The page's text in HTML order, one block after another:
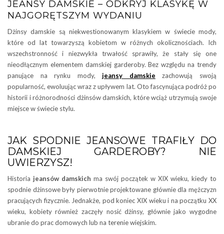
JEANSY DAMSKIE – ODKRYJ KLASYKĘ W
NAJGORĘTSZYM WYDANIU
Dżinsy damskie są niekwestionowanym klasykiem w świecie mody,
które od lat towarzyszą kobietom w różnych okolicznościach. Ich
wszechstronność i niezwykła trwałość sprawiły, że stały się one
nieodłącznym elementem damskiej garderoby. Bez względu na trendy
panujące na rynku mody,jeansy damskie zachowują swoją
popularność, ewoluując wraz z upływem lat. Oto fascynująca podróż po
historii i różnorodności dżinsów damskich, które wciąż utrzymują swoje
miejsce w świecie stylu.
JAK SPODNIE JEANSOWE TRAFIŁY DO
DAMSKIEJ GARDEROBY? NIE
UWIERZYSZ!
Historia jeansów damskich ma swój początek w XIX wieku, kiedy to
spodnie dżinsowe były pierwotnie projektowane głównie dla mężczyzn
pracujących fizycznie. Jednakże, pod koniec XIX wieku i na początku XX
wieku, kobiety również zaczęły nosić dżinsy, głównie jako wygodne
ubranie do prac domowych lub na terenie wiejskim.